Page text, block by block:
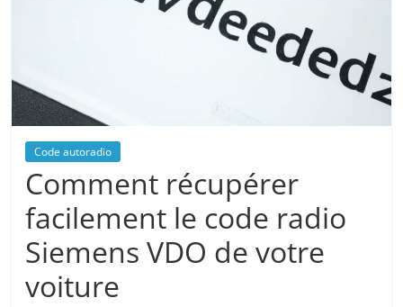
Code autoradio
Comment récupérer
facilement le code radio
Siemens VDO de votre
voiture